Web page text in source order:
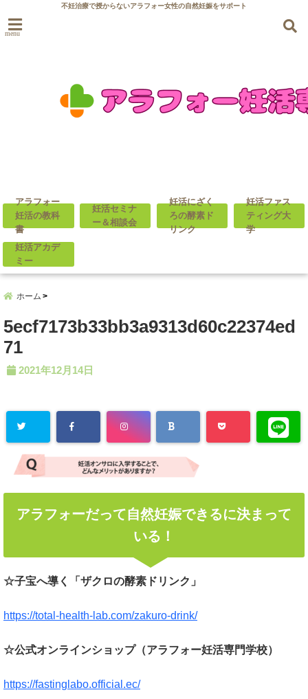
不妊治療で授からないアラフォー女性の自然妊娠をサポート
menu
アラフォー
妊活の教科
書
妊活セミナ
ー＆相談会
妊活にざく
ろの酵素ド
リンク
妊活ファス
ティング大
学
妊活アカデ
ミー
ホーム
5ecf7173b33bb3a9313d60c22374ed
71
2021年12月14日
アラフォーだって自然妊娠できるに決まって
いる！
☆子宝へ導く「ザクロの酵素ドリンク」
https://total-health-lab.com/zakuro-drink/
☆公式オンラインショップ（アラフォー妊活専門学校）
https://fastinglabo.official.ec/